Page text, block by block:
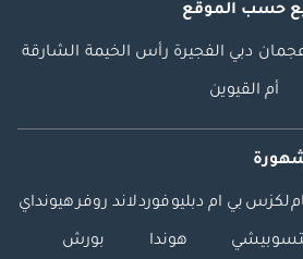
حسب الموقع
دبي الفجيرة رأس الخيمة الشارقة
أم القيوين
لكزس بي ام دبليوفوردلاند روفرهيونداي
هوندا بورش